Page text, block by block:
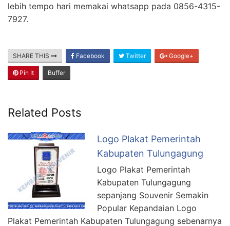
lebih tempo hari memakai whatsapp pada 0856-4315-
7927.
SHARE THIS Facebook Twitter Google+
Pin It Buffer
Related Posts
Logo Plakat Pemerintah
Kabupaten Tulungagung
Logo Plakat Pemerintah
Kabupaten Tulungagung
sepanjang Souvenir Semakin
Popular Kepandaian Logo
Plakat Pemerintah Kabupaten Tulungagung sebenarnya